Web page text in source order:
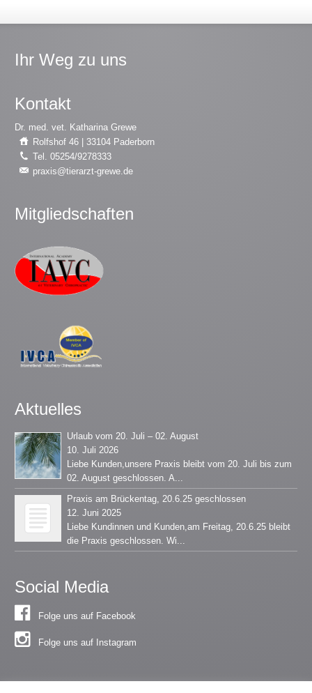
Ihr Weg zu uns
Kontakt
Dr. med. vet. Katharina Grewe
Rolfshof 46 | 33104 Paderborn
Tel. 05254/9278333
praxis@tierarzt-grewe.de
Mitgliedschaften
Aktuelles
Urlaub vom 20. Juli – 02. August
10. Juli 2026
Liebe Kunden,unsere Praxis bleibt vom 20. Juli bis zum
02. August geschlossen. A...
Praxis am Brückentag, 20.6.25 geschlossen
12. Juni 2025
Liebe Kundinnen und Kunden,am Freitag, 20.6.25 bleibt
die Praxis geschlossen. Wi...
Social Media
Folge uns auf Facebook
Folge uns auf Instagram